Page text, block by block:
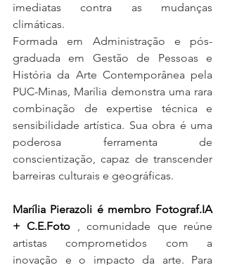
imediatas contra as mudanças
climáticas.
Formada em Administração e pós-
graduada em Gestão de Pessoas e
História da Arte Contemporânea pela
PUC-Minas, Marília demonstra uma rara
combinação de expertise técnica e
sensibilidade artística. Sua obra é uma
poderosa ferramenta de
conscientização, capaz de transcender
barreiras culturais e geográficas.
Marília Pierazoli é membro Fotograf.IA
+ C.E.Foto , comunidade que reúne
artistas comprometidos com a
inovação e o impacto da arte. Para